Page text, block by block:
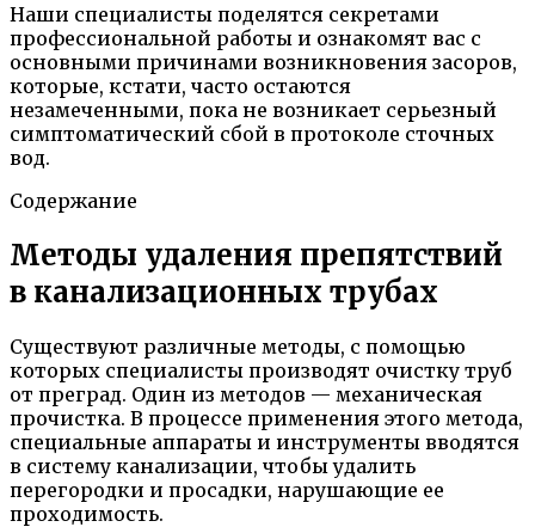
Наши специалисты поделятся секретами
профессиональной работы и ознакомят вас с
основными причинами возникновения засоров,
которые, кстати, часто остаются
незамеченными, пока не возникает серьезный
симптоматический сбой в протоколе сточных
вод.
Содержание
Методы удаления препятствий
в канализационных трубах
Существуют различные методы, с помощью
которых специалисты производят очистку труб
от преград. Один из методов — механическая
прочистка. В процессе применения этого метода,
специальные аппараты и инструменты вводятся
в систему канализации, чтобы удалить
перегородки и просадки, нарушающие ее
проходимость.